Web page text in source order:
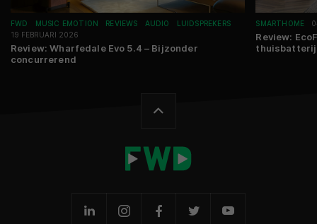
FWD MUSIC EMOTION REVIEWS AUDIO
LUIDSPREKERS
19 FEBRUARI 2026
Review: Wharfedale Evo 5.4 – Bijzonder
concurrerend
SMARTHOME
Review: